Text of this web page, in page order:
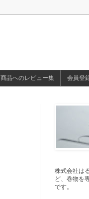
商品へのレビュー集 会員登
株式会社は
ど、巻物を
です。